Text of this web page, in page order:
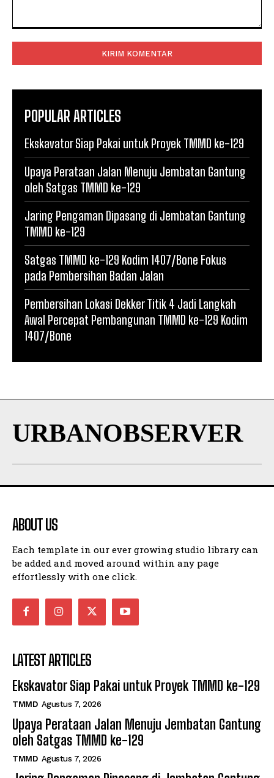
POPULAR ARTICLES
Ekskavator Siap Pakai untuk Proyek TMMD ke-129
Upaya Perataan Jalan Menuju Jembatan Gantung
oleh Satgas TMMD ke-129
Jaring Pengaman Dipasang di Jembatan Gantung
TMMD ke-129
Satgas TMMD ke-129 Kodim 1407/Bone Fokus
pada Pembersihan Badan Jalan
Pembersihan Lokasi Dekker Titik 4 Jadi Langkah
Awal Percepat Pembangunan TMMD ke-129 Kodim
1407/Bone
URBANOBSERVER
ABOUT US
Each template in our ever growing studio library can
be added and moved around within any page
effortlessly with one click.
LATEST ARTICLES
Ekskavator Siap Pakai untuk Proyek TMMD ke-129
TMMD Agustus 7, 2026
Upaya Perataan Jalan Menuju Jembatan Gantung
oleh Satgas TMMD ke-129
TMMD Agustus 7, 2026